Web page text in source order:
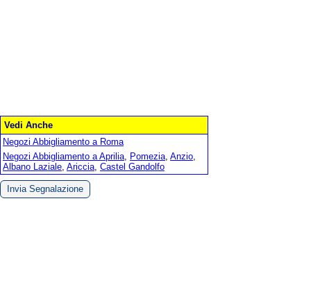
Vedi Anche
Negozi Abbigliamento a Roma
Negozi Abbigliamento a Aprilia, Pomezia, Anzio,
Albano Laziale, Ariccia, Castel Gandolfo
Invia Segnalazione